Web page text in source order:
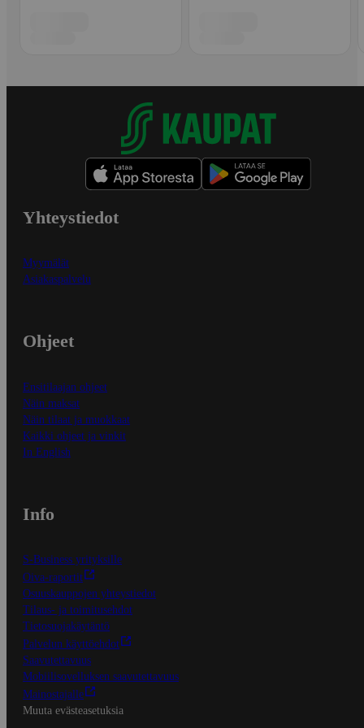
Yhteystiedot
Myymälät
Asiakaspalvelu
Ohjeet
Ensitilaajan ohjeet
Näin maksat
Näin tilaat ja muokkaat
Kaikki ohjeet ja vinkit
In English
Info
S-Business yrityksille
Oiva-raportit
Osuuskauppojen yhteystiedot
Tilaus- ja toimitusehdot
Tietosuojakäytäntö
Palvelun käyttöehdot
Saavutettavuus
Mobiilisovelluksen saavutettavuus
Mainostajalle
Muuta evästeasetuksia